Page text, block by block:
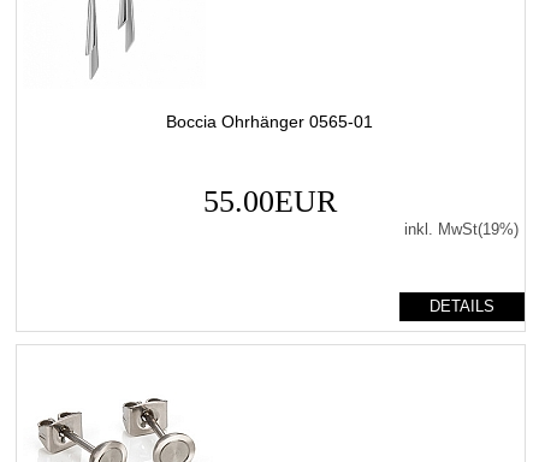
Boccia Ohrhänger 0565-01
55.00EUR
inkl. MwSt(19%)
DETAILS